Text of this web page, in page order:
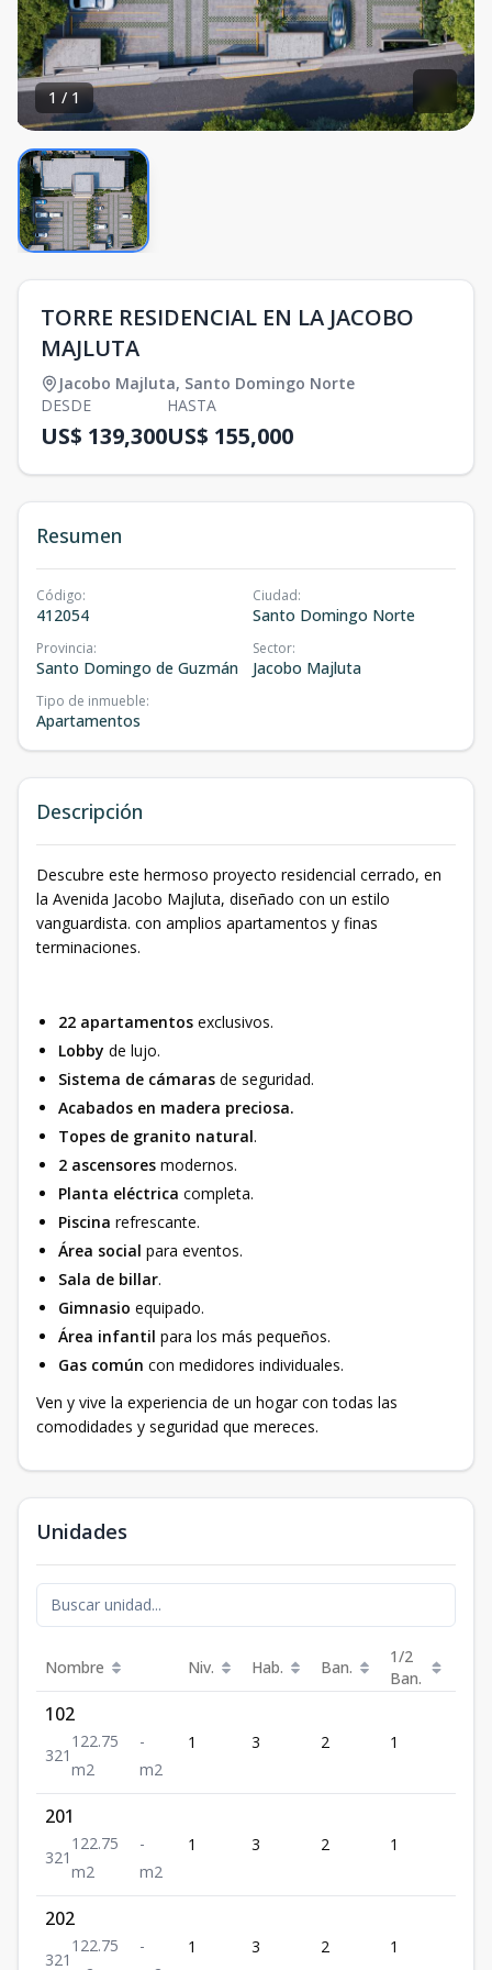
1 / 1
TORRE RESIDENCIAL EN LA JACOBO
MAJLUTA
Jacobo Majluta, Santo Domingo Norte
DESDE
US$ 139,300
HASTA
US$ 155,000
Resumen
Código:
412054
Ciudad:
Santo Domingo Norte
Provincia:
Santo Domingo de Guzmán
Sector:
Jacobo Majluta
Tipo de inmueble:
Apartamentos
Descripción
Descubre este hermoso proyecto residencial cerrado, en
la Avenida Jacobo Majluta, diseñado con un estilo
vanguardista. con amplios apartamentos y finas
terminaciones.
22 apartamentos exclusivos.
Lobby de lujo.
Sistema de cámaras de seguridad.
Acabados en madera preciosa.
Topes de granito natural.
2 ascensores modernos.
Planta eléctrica completa.
Piscina refrescante.
Área social para eventos.
Sala de billar.
Gimnasio equipado.
Área infantil para los más pequeños.
Gas común con medidores individuales.
Ven y vive la experiencia de un hogar con todas las
comodidades y seguridad que mereces.
Unidades
Nombre Niv. Hab. Ban.
1/2
Ban.
102
321
122.75
m2
-
m2
1 3 2 1
201
321
122.75
m2
-
m2
1 3 2 1
202
321
122.75
-
1 3 2 1